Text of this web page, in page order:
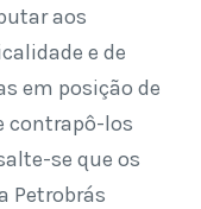
aos
e de
em posição de
contrapô-los
se que os
Petrobrás